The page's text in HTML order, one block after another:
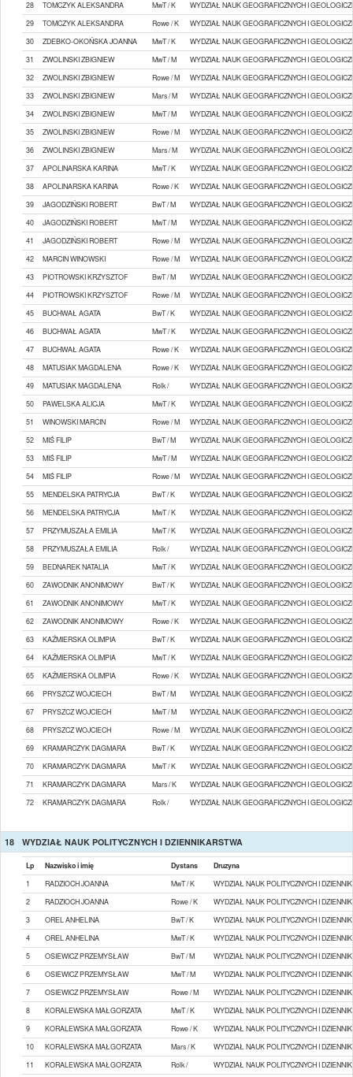
28 TOMCZYK ALEKSANDRA MwT / K
WYDZIAŁ NAUK GEOGRAFICZNYCH I
29
TOMCZYK ALEKSANDRA Rowe / K
WYDZIAŁ NAUK GEOGRAFICZNYCH I
30
ZDEBKO-OKOŃSKA JOANNA MwT / K
WYDZIAŁ NAUK GEOGRAFICZNYCH I
31
ZWOLINSKI ZBIGNIEW MwT / M
WYDZIAŁ NAUK GEOGRAFICZNYCH I
32
ZWOLINSKI ZBIGNIEW Rowe / M
WYDZIAŁ NAUK GEOGRAFICZNYCH I
33
ZWOLINSKI ZBIGNIEW Mars / M
WYDZIAŁ NAUK GEOGRAFICZNYCH I
34
ZWOLINSKI ZBIGNIEW MwT / M
WYDZIAŁ NAUK GEOGRAFICZNYCH I
35
ZWOLINSKI ZBIGNIEW Rowe / M
WYDZIAŁ NAUK GEOGRAFICZNYCH I
36
ZWOLINSKI ZBIGNIEW Mars / M
WYDZIAŁ NAUK GEOGRAFICZNYCH I
37
APOLINARSKA KARINA MwT / K
WYDZIAŁ NAUK GEOGRAFICZNYCH I
38
APOLINARSKA KARINA Rowe / K
WYDZIAŁ NAUK GEOGRAFICZNYCH I
39
JAGODZIŃSKI ROBERT BwT / M
WYDZIAŁ NAUK GEOGRAFICZNYCH I
40
JAGODZIŃSKI ROBERT MwT / M
WYDZIAŁ NAUK GEOGRAFICZNYCH I
41
JAGODZIŃSKI ROBERT Rowe / M
WYDZIAŁ NAUK GEOGRAFICZNYCH I
42
MARCIN WINOWSKI Rowe / M
WYDZIAŁ NAUK GEOGRAFICZNYCH I
43
PIOTROWSKI KRZYSZTOF BwT / M
WYDZIAŁ NAUK GEOGRAFICZNYCH I
44
PIOTROWSKI KRZYSZTOF Rowe / M
WYDZIAŁ NAUK GEOGRAFICZNYCH I
45
BUCHWAŁ AGATA BwT / K
WYDZIAŁ NAUK GEOGRAFICZNYCH I
46
BUCHWAŁ AGATA MwT / K
WYDZIAŁ NAUK GEOGRAFICZNYCH I
47
BUCHWAŁ AGATA Rowe / K
WYDZIAŁ NAUK GEOGRAFICZNYCH I
48
MATUSIAK MAGDALENA Rowe / K
WYDZIAŁ NAUK GEOGRAFICZNYCH I
49
MATUSIAK MAGDALENA Rolk /
WYDZIAŁ NAUK GEOGRAFICZNYCH I
50
PAWELSKA ALICJA MwT / K
WYDZIAŁ NAUK GEOGRAFICZNYCH I
51
WINOWSKI MARCIN Rowe / M
WYDZIAŁ NAUK GEOGRAFICZNYCH I
52
MIŚ FILIP BwT / M
WYDZIAŁ NAUK GEOGRAFICZNYCH I
53
MIŚ FILIP MwT / M
WYDZIAŁ NAUK GEOGRAFICZNYCH I
54
MIŚ FILIP Rowe / M
WYDZIAŁ NAUK GEOGRAFICZNYCH I
55
MENDELSKA PATRYCJA BwT / K
WYDZIAŁ NAUK GEOGRAFICZNYCH I
56
MENDELSKA PATRYCJA MwT / K
WYDZIAŁ NAUK GEOGRAFICZNYCH I
57
PRZYMUSZAŁA EMILIA MwT / K
WYDZIAŁ NAUK GEOGRAFICZNYCH I
58
PRZYMUSZAŁA EMILIA Rolk /
WYDZIAŁ NAUK GEOGRAFICZNYCH I
59
BEDNAREK NATALIA MwT / K
WYDZIAŁ NAUK GEOGRAFICZNYCH I
60
ZAWODNIK ANONIMOWY BwT / K
WYDZIAŁ NAUK GEOGRAFICZNYCH I
61
ZAWODNIK ANONIMOWY MwT / K
WYDZIAŁ NAUK GEOGRAFICZNYCH I
62
ZAWODNIK ANONIMOWY Rowe / K
WYDZIAŁ NAUK GEOGRAFICZNYCH I
63
KAŹMIERSKA OLIMPIA BwT / K
WYDZIAŁ NAUK GEOGRAFICZNYCH I
64
KAŹMIERSKA OLIMPIA MwT / K
WYDZIAŁ NAUK GEOGRAFICZNYCH I
65
KAŹMIERSKA OLIMPIA Rowe / K
WYDZIAŁ NAUK GEOGRAFICZNYCH I
66
PRYSZCZ WOJCIECH BwT / M
WYDZIAŁ NAUK GEOGRAFICZNYCH I
67
PRYSZCZ WOJCIECH MwT / M
WYDZIAŁ NAUK GEOGRAFICZNYCH I
68
PRYSZCZ WOJCIECH Rowe / M
WYDZIAŁ NAUK GEOGRAFICZNYCH I
69
KRAMARCZYK DAGMARA BwT / K
WYDZIAŁ NAUK GEOGRAFICZNYCH I
70
KRAMARCZYK DAGMARA MwT / K
WYDZIAŁ NAUK GEOGRAFICZNYCH I
71
KRAMARCZYK DAGMARA Mars / K
WYDZIAŁ NAUK GEOGRAFICZNYCH I
72
KRAMARCZYK DAGMARA Rolk / WYDZIAŁ NAUK GEOGRAFICZNYCH I
18 WYDZIAŁ NAUK POLITYCZNYCH I DZIENNIKARSTWA
Lp Nazwisko i imię Dystans
Druzyna
1
RADZIOCH JOANNA MwT / K
WYDZIAŁ NAUK POLITYCZNYCH I
2
RADZIOCH JOANNA Rowe / K
WYDZIAŁ NAUK POLITYCZNYCH I
3
OREL ANHELINA BwT / K
WYDZIAŁ NAUK POLITYCZNYCH I
4
OREL ANHELINA MwT / K
WYDZIAŁ NAUK POLITYCZNYCH I
5
OSIEWICZ PRZEMYSŁAW BwT / M
WYDZIAŁ NAUK POLITYCZNYCH I
6
OSIEWICZ PRZEMYSŁAW MwT / M
WYDZIAŁ NAUK POLITYCZNYCH I
7
OSIEWICZ PRZEMYSŁAW Rowe / M
WYDZIAŁ NAUK POLITYCZNYCH I
8
KORALEWSKA MAŁGORZATA MwT / K
WYDZIAŁ NAUK POLITYCZNYCH I
9
KORALEWSKA MAŁGORZATA Rowe / K
WYDZIAŁ NAUK POLITYCZNYCH I
10
KORALEWSKA MAŁGORZATA Mars / K
WYDZIAŁ NAUK POLITYCZNYCH I
11
KORALEWSKA MAŁGORZATA Rolk /
WYDZIAŁ NAUK POLITYCZNYCH I